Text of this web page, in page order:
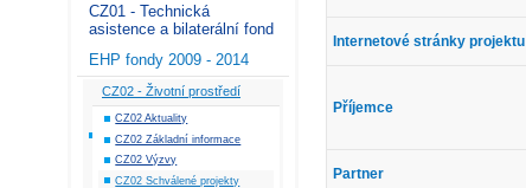
CZ01 - Technická
asistence a bilaterální fond
EHP fondy 2009 - 2014
CZ02 - Životní prostředí
CZ02 Aktuality
CZ02 Základní informace
CZ02 Výzvy
CZ02 Schválené projekty
Internetové stránky projektu
Příjemce
Partner